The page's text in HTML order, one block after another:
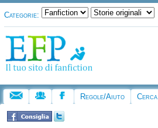
Categorie:
Regole/Aiuto Cerca